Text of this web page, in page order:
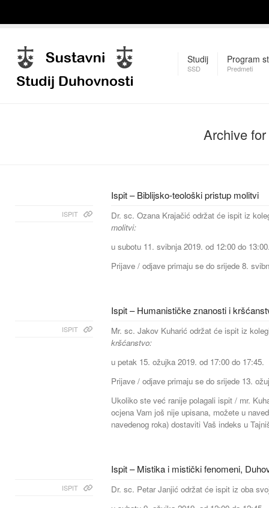
Studij
SSD
Program
Predmeti
Archive
Ispit – Biblijsko-teološki pristup molitvi
ISPIT
Dr. sc. Ozana Krajačić održat će ispit iz
molitvi:
u subotu 11. svibnja 2019. od 12:00 do
Prijave / odjave primaju se do srijede 8.
Ispit – Humanističke znanosti i
ISPIT
Mr. sc. Jakov Kuharić održat će ispit iz
kršćanstvo:
u petak 15. ožujka 2019. od 17:00 do 17:45.
Prijave / odjave primaju se do srijede 13.
Ukoliko ste već ranije polagali ispit / mr.
ocjena Vam još nije upisana, možete u
navedenog roka) dostaviti Vaš indeks u
Ispit – Mistika i mistički fenomeni,
ISPIT
Dr. sc. Petar Janjić održat će ispit iz oba